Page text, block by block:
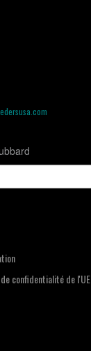
confidentialité de l'UE